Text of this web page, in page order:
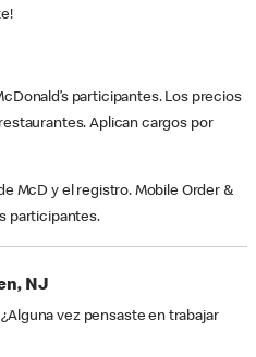
participantes. Los precios
Aplican cargos por
McD y el registro. Mobile Order &
participantes.
NJ
vez pensaste en trabajar